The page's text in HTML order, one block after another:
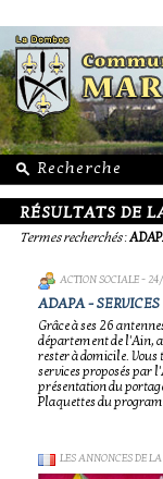
RÉSULTATS DE
Termes recherchés:
ACTION SOCIALE-
ADAPA -
Grâce à ses 26
département de l'Ain,
rester à domicile. Vous
services proposés par
présentation du
Plaquettes du
LES ANNONCES DE